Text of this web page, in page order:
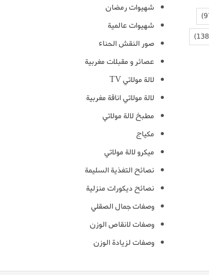
شهيوات رمضان
شهيوات عالمية
صور النقش الحناء
عصائر و مقبلات مغربية
لالة مولاتي TV
لالة مولاتي اناقة مغربية
مطبخ لالة مولاتي
مكياج
ميكرو لالة مولاتي
نصائح التغذية السليمة
نصائح ديكورات منزلية
وصفات جمال الصقلي
وصفات لانقاص الوزن
وصفات لزيادة الوزن